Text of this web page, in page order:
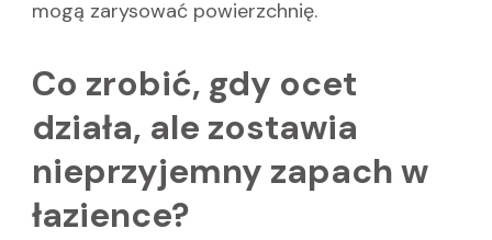
mogą zarysować powierzchnię.
Co zrobić, gdy ocet
działa, ale zostawia
nieprzyjemny zapach w
łazience?